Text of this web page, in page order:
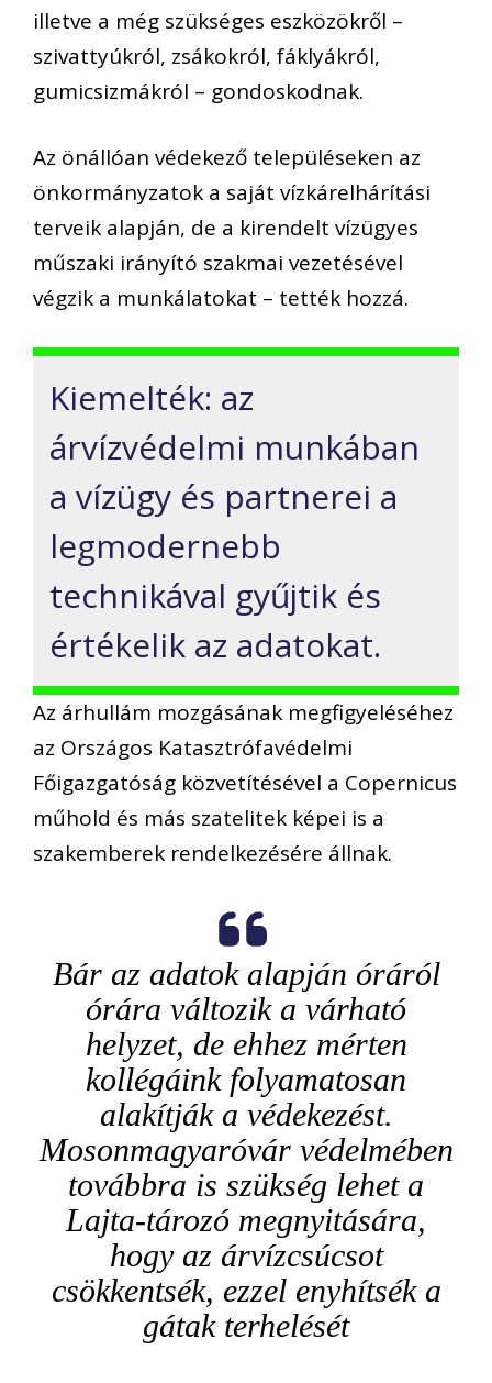
illetve a még szükséges eszközökről –
szivattyúkról, zsákokról, fáklyákról,
gumicsizmákról – gondoskodnak.
Az önállóan védekező településeken az
önkormányzatok a saját vízkárelhárítási
terveik alapján, de a kirendelt vízügyes
műszaki irányító szakmai vezetésével
végzik a munkálatokat – tették hozzá.
Kiemelték: az
árvízvédelmi munkában
a vízügy és partnerei a
legmodernebb
technikával gyűjtik és
értékelik az adatokat.
Az árhullám mozgásának megfigyeléséhez
az Országos Katasztrófavédelmi
Főigazgatóság közvetítésével a Copernicus
műhold és más szatelitek képei is a
szakemberek rendelkezésére állnak.
Bár az adatok alapján óráról
órára változik a várható
helyzet, de ehhez mérten
kollégáink folyamatosan
alakítják a védekezést.
Mosonmagyaróvár védelmében
továbbra is szükség lehet a
Lajta-tározó megnyitására,
hogy az árvízcsúcsot
csökkentsék, ezzel enyhítsék a
gátak terhelését